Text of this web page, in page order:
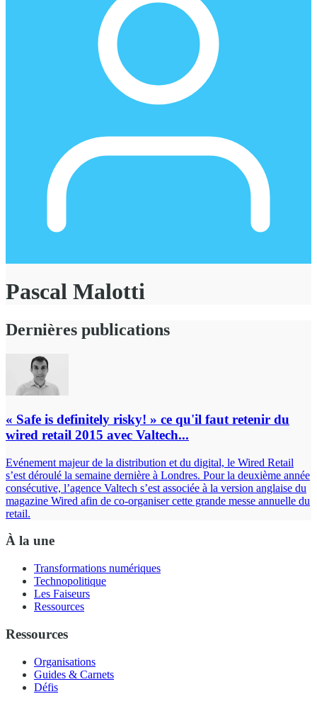
Pascal Malotti
Dernières publications
« Safe is definitely risky! » ce qu'il faut retenir du
wired retail 2015 avec Valtech...
Evénement majeur de la distribution et du digital, le Wired Retail
s’est déroulé la semaine dernière à Londres. Pour la deuxième année
consécutive, l’agence Valtech s’est associée à la version anglaise du
magazine Wired afin de co-organiser cette grande messe annuelle du
retail.
À la une
Transformations numériques
Technopolitique
Les Faiseurs
Ressources
Ressources
Organisations
Guides & Carnets
Défis